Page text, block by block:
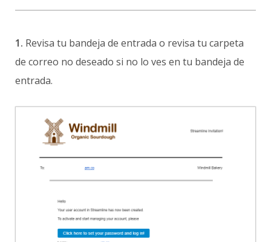
1. Revisa tu bandeja de entrada o revisa tu carpeta
de correo no deseado si no lo ves en tu bandeja de
entrada.